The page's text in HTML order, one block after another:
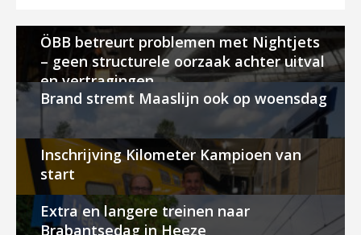
ÖBB betreurt problemen met Nightjets
– geen structurele oorzaak achter uitval
en vertragingen
Brand stremt Maaslijn ook op woensdag
Inschrijving Kilometer Kampioen van
start
Extra en langere treinen naar
Brabantsedag in Heeze